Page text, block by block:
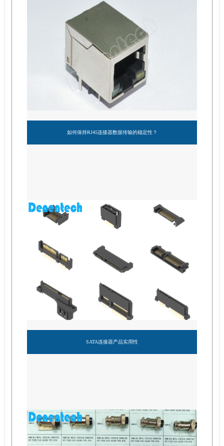
如何保持RJ45连接器数据传输的稳定性？
SATA连接器产品实用性